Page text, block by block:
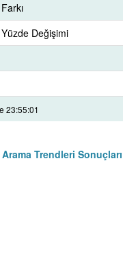
Değişimi
23:55:01
Trendleri Sonuçları